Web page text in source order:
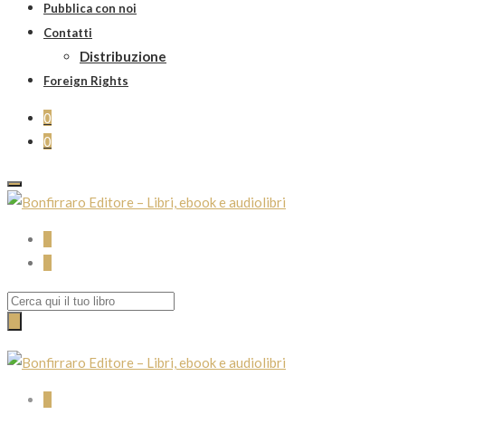
Pubblica con noi
Contatti
Distribuzione
Foreign Rights
0
0
Search